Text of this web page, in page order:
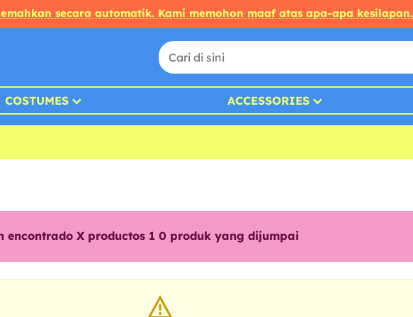
secara automatik. Kami memohon maaf atas apa-apa kesilapan.
COSTUMES ACCESSORIES
encontrado X productos 1 0 produk yang dijumpai